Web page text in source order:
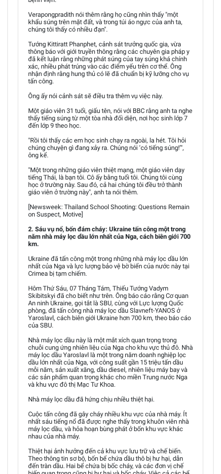
Verapongpradith nói thêm rằng họ cũng nhìn thấy "một
khẩu súng trên mặt đất, và trong túi áo ngực của anh ta,
chúng tôi thấy có nhiều đạn".
Tướng Kittiratt Phanphet, cảnh sát trưởng quốc gia, vừa
thông báo với giới truyền thông rằng các chuyên gia pháp y
đã kết luận rằng những phát súng của tay súng khá chính
xác, nhiều phát trúng vào các điểm yếu trên cơ thể. Ông
nhận định rằng hung thủ có lẽ đã chuẩn bị kỹ lưỡng cho vụ
tấn công.
Ông ấy nói cảnh sát sẽ điều tra thêm vụ việc này.
Một giáo viên 31 tuổi, giấu tên, nói với BBC rằng anh ta nghe
thấy tiếng súng từ một tòa nhà đối diện, nơi học sinh lớp 7
đến lớp 9 theo học.
"Rồi tôi thấy các em học sinh chạy ra ngoài, la hét. Tôi hỏi
chúng chuyện gì đang xảy ra. Chúng nói ‘có tiếng súng!’",
ông kể.
"Một trong những giáo viên thiệt mạng, một giáo viên dạy
tiếng Thái, là bạn tôi. Cô ấy bằng tuổi tôi. Chúng tôi cùng
học ở trường này. Sau đó, cả hai chúng tôi đều trở thành
giáo viên ở trường này", anh ta nói thêm.
[Newsweek: Thailand School Shooting: Questions Remain
on Suspect, Motive]
2. Sáu vụ nổ, bốn đám cháy: Ukraine tấn công một trong
năm nhà máy lọc dầu lớn nhất của Nga, cách biên giới 700
km.
Ukraine đã tấn công một trong những nhà máy lọc dầu lớn
nhất của Nga và lực lượng bảo vệ bờ biển của nước này tại
Crimea bị tạm chiếm.
Hôm Thứ Sáu, 07 Tháng Tám, Thiếu Tướng Vadym
Skibitskyi đã cho biết như trên. Ông báo cáo rằng Cơ quan
An ninh Ukraine, gọi tắt là SBU, cùng với Lực lượng Quốc
phòng, đã tấn công nhà máy lọc dầu Slavneft-YANOS ở
Yaroslavl, cách biên giới Ukraine hơn 700 km, theo báo cáo
của SBU.
Nhà máy lọc dầu này là một mắt xích quan trọng trong
chuỗi cung ứng nhiên liệu của Nga cho khu vực thủ đô. Nhà
máy lọc dầu Yaroslavl là một trong năm doanh nghiệp lọc
dầu lớn nhất của Nga, với công suất gần 15 triệu tấn dầu
mỗi năm, sản xuất xăng, dầu diesel, nhiên liệu máy bay và
các sản phẩm quan trọng khác cho miền Trung nước Nga
và khu vực đô thị Mạc Tư Khoa.
Nhà máy lọc dầu đã hứng chịu nhiều thiệt hại.
Cuộc tấn công đã gây cháy nhiều khu vực của nhà máy. Ít
nhất sáu tiếng nổ đã được nghe thấy trong khuôn viên nhà
máy lọc dầu, và hỏa hoạn bùng phát ở bốn khu vực khác
nhau của nhà máy.
Thiệt hại ảnh hưởng đến cả khu vực lưu trữ và chế biến.
Theo thông tin sơ bộ, bốn bể chứa dầu thô bị hư hại, dẫn
đến tràn dầu. Hai bể chứa bị bốc cháy, và các đơn vị chế